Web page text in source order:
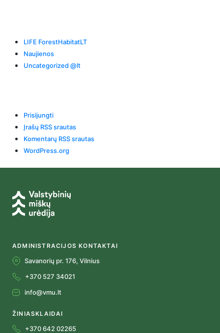
LIFE ForestHabitatLT
Naujienos
Uncategorized @lt
Prisijungti
Įrašų RSS srautas
Komentarų RSS srautas
WordPress.org
ADMINISTRACIJOS KONTAKTAI
Savanorių pr. 176, Vilnius
+370 527 34021
info@vmu.lt
ŽINIASKLAIDAI
+370 642 02265